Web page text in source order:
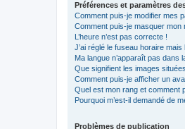
Préférences et paramètres
Comment puis-je modifier mes
Comment puis-je masquer mon
L’heure n’est pas correcte !
J’ai réglé le fuseau horaire
Ma langue n’apparaît pas dans
Que signifient les images
Comment puis-je afficher un
Quel est mon rang et comment
Pourquoi m’est-il demandé de
Problèmes de publication